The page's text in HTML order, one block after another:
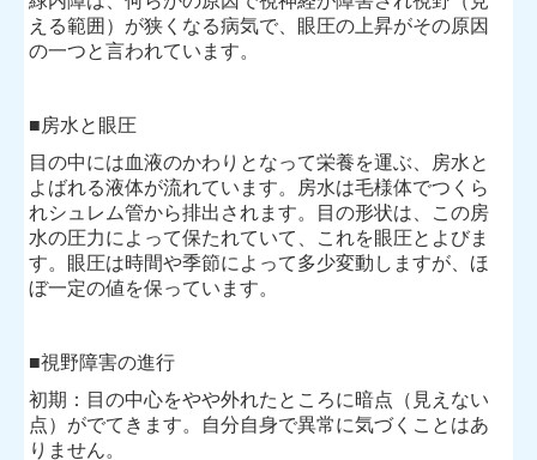
院内紹介
お知らせ・診療カレンダー
目の病気・治療
緑内障検査・治療
円錐角膜
コンタクトレンズについて
カラーコンタクトによるトラブル
老眼を疑うその前に
二次検診のご案内
施設基準
える範囲）が狭くなる病気で、眼圧の上昇がその原因
の一つと言われています。
■房水と眼圧
目の中には血液のかわりとなって栄養を運ぶ、房水と
よばれる液体が流れています。房水は毛様体でつくら
れシュレム管から排出されます。目の形状は、この房
水の圧力によって保たれていて、これを眼圧とよびま
す。眼圧は時間や季節によって多少変動しますが、ほ
ぼ一定の値を保っています。
■視野障害の進行
初期：目の中心をやや外れたところに暗点（見えない
点）がでてきます。自分自身で異常に気づくことはあ
りません。